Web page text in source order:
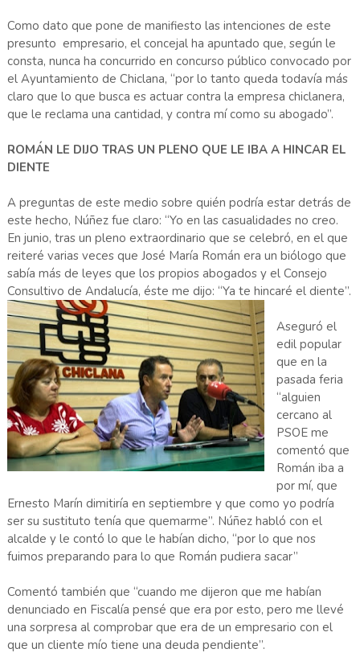
Como dato que pone de manifiesto las intenciones de este
presunto empresario, el concejal ha apuntado que, según le
consta, nunca ha concurrido en concurso público convocado por
el Ayuntamiento de Chiclana, “por lo tanto queda todavía más
claro que lo que busca es actuar contra la empresa chiclanera,
que le reclama una cantidad, y contra mí como su abogado”.
ROMÁN LE DIJO TRAS UN PLENO QUE LE IBA A HINCAR EL
DIENTE
A preguntas de este medio sobre quién podría estar detrás de
este hecho, Núñez fue claro: “Yo en las casualidades no creo.
En junio, tras un pleno extraordinario que se celebró, en el que
reiteré varias veces que José María Román era un biólogo que
sabía más de leyes que los propios abogados y el Consejo
Consultivo de Andalucía, éste me dijo: “Ya te hincaré el diente”.
Aseguró el
edil popular
que en la
pasada feria
“alguien
cercano al
PSOE me
comentó que
Román iba a
por mí, que
Ernesto Marín dimitiría en septiembre y que como yo podría
ser su sustituto tenía que quemarme”. Núñez habló con el
alcalde y le contó lo que le habían dicho, “por lo que nos
fuimos preparando para lo que Román pudiera sacar”
Comentó también que “cuando me dijeron que me habían
denunciado en Fiscalía pensé que era por esto, pero me llevé
una sorpresa al comprobar que era de un empresario con el
que un cliente mío tiene una deuda pendiente”.